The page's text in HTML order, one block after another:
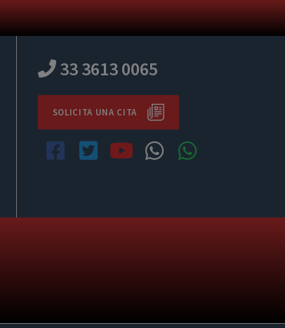
33 3613 0065
SOLICITA UNA CITA